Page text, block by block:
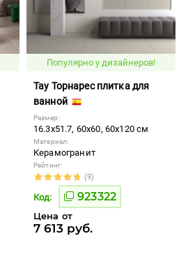
Популярно у дизайнеров!
Тау Торнарес плитка для
ванной
Размер:
16.3x51.7, 60x60, 60x120 см
Материал:
Керамогранит
Рейтинг:
(9)
Код: 923322
Цена от
7 613 руб.